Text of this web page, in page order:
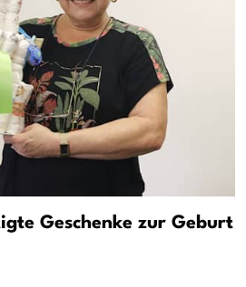
Geschenke zur Geburt